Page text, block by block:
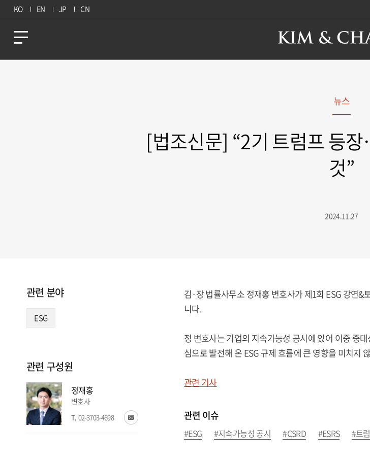
KO EN JP CN
뉴스
[법조신문] “2기 트럼프 등
것”
2024.11.27
김·장 법률사무소 정재홍 변호사가 제1회 ESG 강연
니다.
정 변호사는 기업의 지속가능성 공시에 있어 이중 중
심으로 발전해 온 ESG 규제 흐름에 큰 영향을 미치지
관련 기사
관련 이슈
#ESG #지속가능성 공시 #CSRD #ESRS #트
관련 분야
ESG
관련 구성원
정재홍
변호사
T. 02-3703-4698